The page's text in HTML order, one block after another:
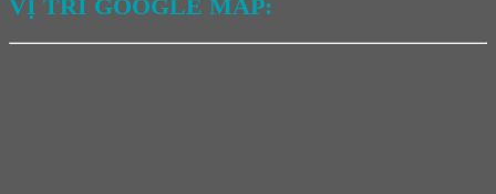
VỊ TRÍ GOOGLE MAP: